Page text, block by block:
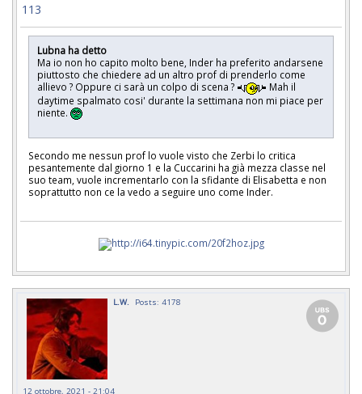
113
Lubna ha detto
Ma io non ho capito molto bene, Inder ha preferito andarsene
piuttosto che chiedere ad un altro prof di prenderlo come
allievo ? Oppure ci sarà un colpo di scena ?
Mah il
daytime spalmato cosi' durante la settimana non mi piace per
niente.
Secondo me nessun prof lo vuole visto che Zerbi lo critica
pesantemente dal giorno 1 e la Cuccarini ha già mezza classe nel
suo team, vuole incrementarlo con la sfidante di Elisabetta e non
soprattutto non ce la vedo a seguire uno come Inder.
L.W. Posts: 4178
12 ottobre, 2021 - 21:04